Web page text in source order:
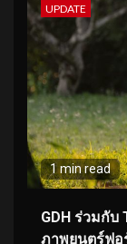
UPDATE
1 min read
GDH ร่วมกับ
ภาพยนตร์ฟอ